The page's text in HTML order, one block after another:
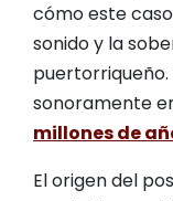
cómo este
sonido y la
sonoramente
millones de
El origen del